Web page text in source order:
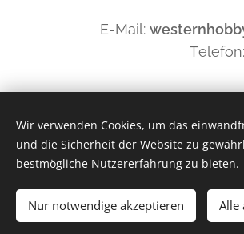
E-Mail:
Telefon:
Cookies
Wir verwenden Cookies, um das
und die Sicherheit der Website zu
bestmögliche Nutzererfahrung zu bieten.
Nur notwendige akzeptieren Alle